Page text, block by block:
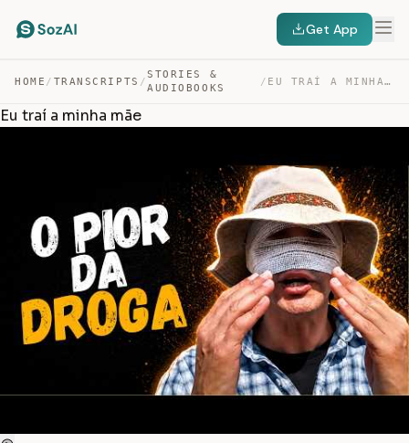
Get App
HOME / TRANSCRIPTS /
STORIES &
AUDIOBOOKS
/ EU TRAÍ A MINHA MÃE — TRANSCRIPT
Eu traí a minha mãe